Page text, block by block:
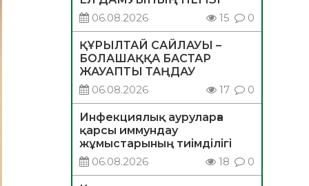
06.08.2026
15 0
ҚҰРЫЛТАЙ САЙЛАУЫ –
БОЛАШАҚҚА БАСТАР
ЖАУАПТЫ ТАҢДАУ
06.08.2026
17 0
Инфекциялық ауруларға
қарсы иммундау
жұмыстарының тиімділігі
06.08.2026
18 0